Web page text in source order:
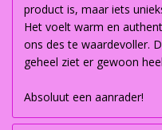
product is, maar iets
Het voelt warm en
ons des te waardevoller.
geheel ziet er gewoon
Absoluut een aanrader!